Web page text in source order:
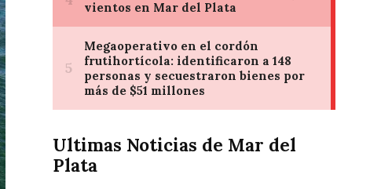
Ultimas Noticias de Mar del
Plata